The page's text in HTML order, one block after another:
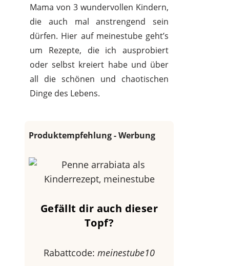
Mama von 3 wundervollen Kindern,
die auch mal anstrengend sein
dürfen. Hier auf meinestube geht’s
um Rezepte, die ich ausprobiert
oder selbst kreiert habe und über
all die schönen und chaotischen
Dinge des Lebens.
Produktempfehlung - Werbung
Gefällt dir auch dieser
Topf?
Rabattcode: meinestube10